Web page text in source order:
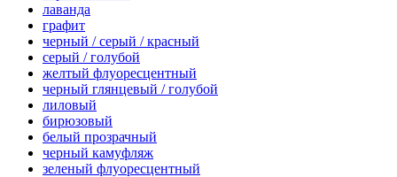
лаванда
графит
черный / серый / красный
серый / голубой
желтый флуоресцентный
черный глянцевый / голубой
лиловый
бирюзовый
белый прозрачный
черный камуфляж
зеленый флуоресцентный